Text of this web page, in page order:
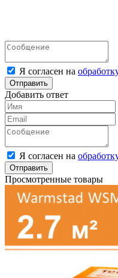
Я согласен на
Отправить
Добавить ответ
Я согласен на
Отправить
Просмотренные товары